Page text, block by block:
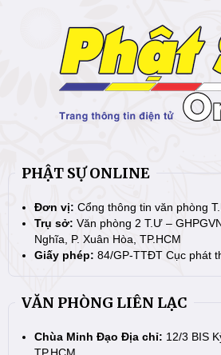
PHẬT SỰ ONLINE
Đơn vị: Cổng thông tin văn phòng
Trụ sở: Văn phòng 2 T.Ư –
Nghĩa, P. Xuân Hòa, TP.HCM
Giấy phép: 84/GP-TTĐT Cục phát
VĂN PHÒNG LIÊN LẠC
Chùa Minh Đạo Địa chỉ: 12/3 BIS